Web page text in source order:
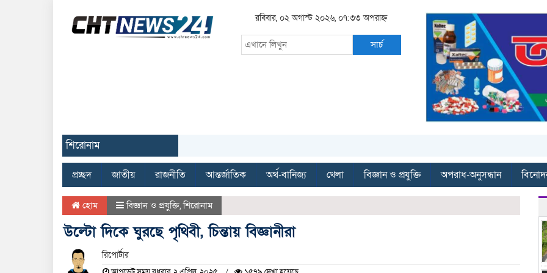
রবিবার, ০২ অগাস্ট ২০২৬, ০৭:৩৩ অপরাহ্ন
সার্চ
শিরোনাম
প্রচ্ছদ জাতীয় রাজনীতি আন্তর্জাতিক অর্থ-বানিজ্য খেলা বিজ্ঞান ও প্রযুক্তি অপরাধ-অনুসন্ধান
হোম বিজ্ঞান ও প্রযুক্তি,শিরোনাম
উল্টো দিকে ঘুরছে পৃথিবী, চিন্তায় বিজ্ঞানীরা
রিপোর্টার